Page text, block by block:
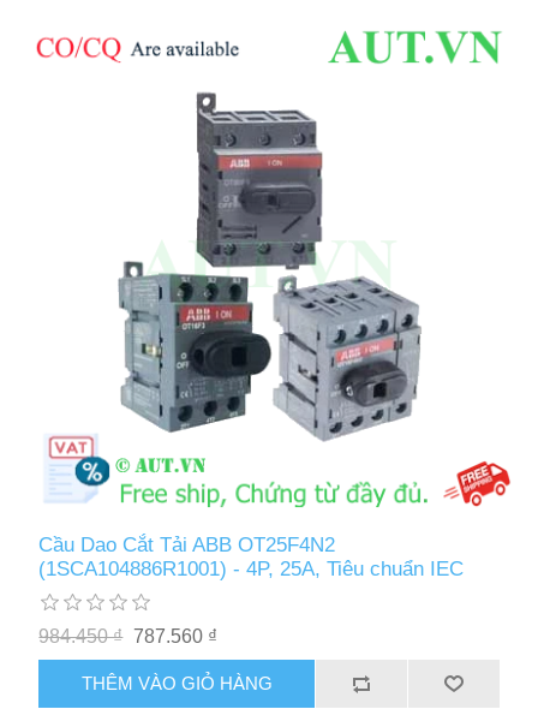
Cầu Dao Cắt Tải ABB OT25F4N2
(1SCA104886R1001) - 4P, 25A, Tiêu chuẩn IEC
984.450 ₫ 787.560 ₫
THÊM VÀO GIỎ HÀNG